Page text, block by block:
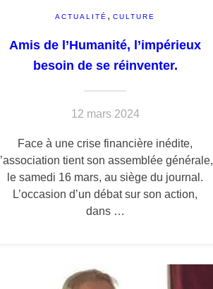
ACTUALITÉ ,CULTURE
Amis de l’Humanité, l’impérieux
besoin de se réinventer.
12 mars 2024
Face à une crise financière inédite,
l’association tient son assemblée générale,
le samedi 16 mars, au siège du journal.
L’occasion d’un débat sur son action,
dans …